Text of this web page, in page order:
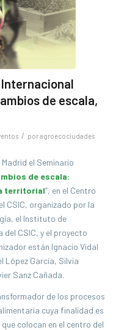
de escala,
/ poragroecociudades
el Seminario
de escala:
territorial”, en el Centro
CSIC, organizado por la
el Instituto de
del CSIC, y el proyecto
están Ignacio Vidal
López García, Silvia
Sanz Cañada.
de los procesos
cuya finalidad es
colocan en el centro del